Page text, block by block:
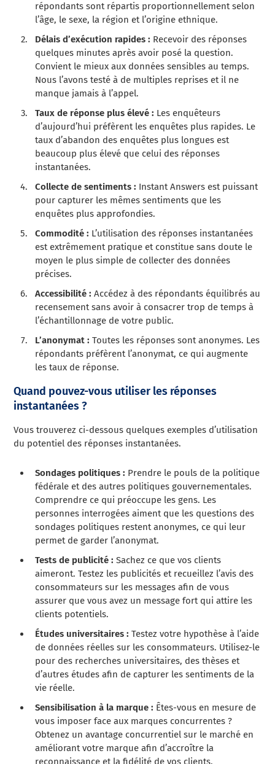
répondants sont répartis proportionnellement selon
l’âge, le sexe, la région et l’origine ethnique.
Délais d’exécution rapides : Recevoir des réponses
quelques minutes après avoir posé la question.
Convient le mieux aux données sensibles au temps.
Nous l’avons testé à de multiples reprises et il ne
manque jamais à l’appel.
Taux de réponse plus élevé : Les enquêteurs
d’aujourd’hui préfèrent les enquêtes plus rapides. Le
taux d’abandon des enquêtes plus longues est
beaucoup plus élevé que celui des réponses
instantanées.
Collecte de sentiments : Instant Answers est puissant
pour capturer les mêmes sentiments que les
enquêtes plus approfondies.
Commodité : L’utilisation des réponses instantanées
est extrêmement pratique et constitue sans doute le
moyen le plus simple de collecter des données
précises.
Accessibilité :Accédez à des répondants équilibrés au
recensement sans avoir à consacrer trop de temps à
l’échantillonnage de votre public.
L’anonymat :Toutes les réponses sont anonymes. Les
répondants préfèrent l’anonymat, ce qui augmente
les taux de réponse.
Quand pouvez-vous utiliser les réponses
instantanées ?
Vous trouverez ci-dessous quelques exemples d’utilisation
du potentiel des réponses instantanées.
Sondages politiques : Prendre le pouls de la politique
fédérale et des autres politiques gouvernementales.
Comprendre ce qui préoccupe les gens. Les
personnes interrogées aiment que les questions des
sondages politiques restent anonymes, ce qui leur
permet de garder l’anonymat.
Tests de publicité : Sachez ce que vos clients
aimeront. Testez les publicités et recueillez l’avis des
consommateurs sur les messages afin de vous
assurer que vous avez un message fort qui attire les
clients potentiels.
Études universitaires :Testez votre hypothèse à l’aide
de données réelles sur les consommateurs. Utilisez-le
pour des recherches universitaires, des thèses et
d’autres études afin de capturer les sentiments de la
vie réelle.
Sensibilisation à la marque : Êtes-vous en mesure de
vous imposer face aux marques concurrentes ?
Obtenez un avantage concurrentiel sur le marché en
améliorant votre marque afin d’accroître la